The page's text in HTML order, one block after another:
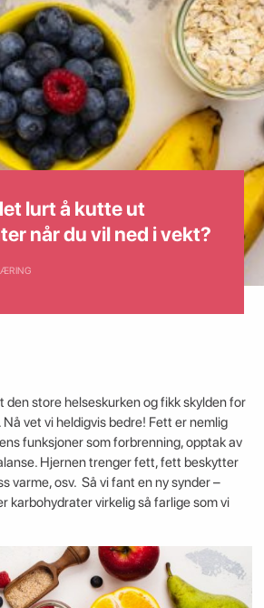
lurt å kutte ut
når du vil ned i vekt?
store helseskurken og fikk skylden for
vet vi heldigvis bedre! Fett er nemlig
funksjoner som forbrenning, opptak av
Hjernen trenger fett, fett beskytter
varme, osv. Så vi fant en ny synder –
karbohydrater virkelig så farlige som vi